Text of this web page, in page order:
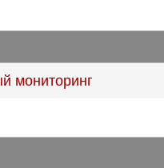
мониторинг